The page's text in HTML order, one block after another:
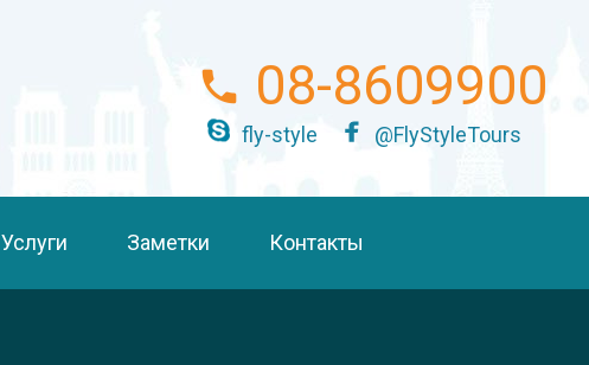
08-8609900
fly-style @FlyStyleTours
Услуги Заметки Контакты